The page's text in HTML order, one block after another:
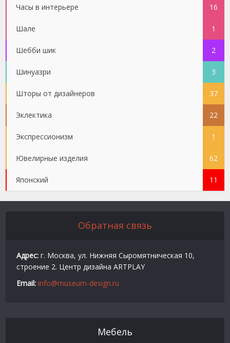
Часы в интерьере 16
Шале 1
Шебби шик 2
Шинуазри 3
Шторы от дизайнеров 37
Эклектика 22
Экспрессионизм 1
Ювелирные изделия 62
Японский 11
Обратная связь
Адрес: г. Москва, ул. Нижняя Сыромятническая 10,
строение 2. Центр дизайна ARTPLAY
Email: info@museum-design.ru
Мебель